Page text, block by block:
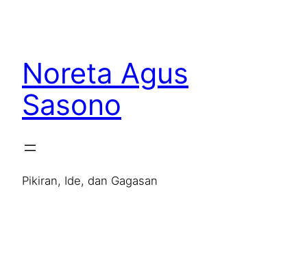
Noreta Agus
Sasono
Pikiran, Ide, dan Gagasan